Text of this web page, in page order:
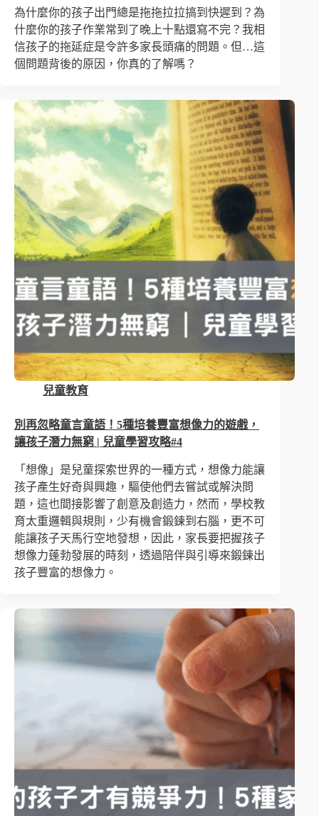
為什麼你的孩子出門總是拖拖拉拉搞到快遲到？為
什麼你的孩子作業常到了晚上十點還寫不完？我相
信孩子的拖延症是令許多家長頭痛的問題。但…這
個問題背後的原因，你真的了解嗎？
兒童教育
別再忽略童言童語！5種培養豐富想像力的遊戲，
讓孩子潛力無窮 | 兒童學習攻略#4
「想像」是兒童探索世界的一種方式，想像力能讓
孩子產生好奇與興趣，驅使他們去嘗試或解決問
題，這也間接影響了創意及創造力，然而，學校教
育太重邏輯與規則，少有機會鍛鍊到右腦，更不可
能讓孩子天馬行空地發想，因此，家長要把握孩子
想像力蓬勃發展的時刻，透過陪伴與引導來鍛鍊出
孩子豐富的想像力。